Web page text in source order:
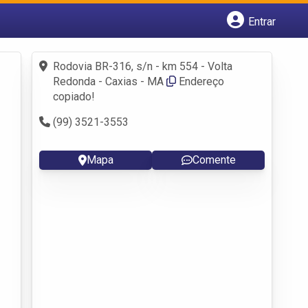
Entrar
Fazer login
Criar conta
Rodovia BR-316, s/n - km 554 - Volta
Redonda - Caxias - MA
Endereço
copiado!
(99) 3521-3553
Mapa Comente